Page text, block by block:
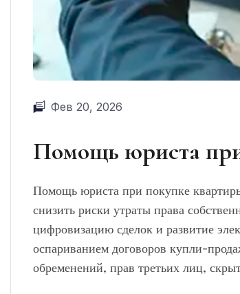
Фев 20, 2026
Помощь юриста
Помощь юриста при покупке
снизить риски утраты права
цифровизацию сделок и развитие
оспариванием договоров купли-
обременений, прав третьих лиц,